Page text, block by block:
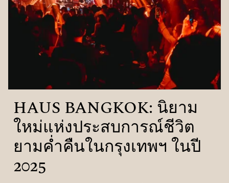
HAUS BANGKOK: นิยาม
ใหม่แห่งประสบการณ์ชีวิต
ยามค่ำคืนในกรุงเทพฯ ในปี
2025